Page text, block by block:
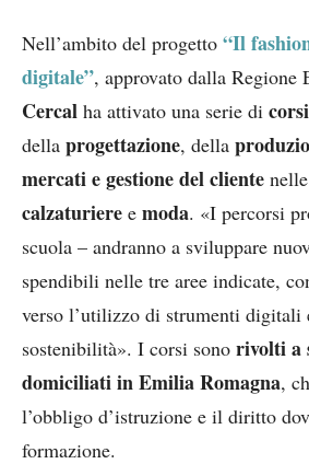
Nell’ambito del progetto “Il
digitale”, approvato dalla Regione
Cercal ha attivato una serie di
della progettazione, della
mercati e gestione del cliente
calzaturiere e moda. «I percorsi
scuola – andranno a sviluppare
spendibili nelle tre aree indicate,
verso l’utilizzo di strumenti digitali
sostenibilità». I corsi sono rivolti a
domiciliati in Emilia Romagna,
l’obbligo d’istruzione e il diritto
formazione.